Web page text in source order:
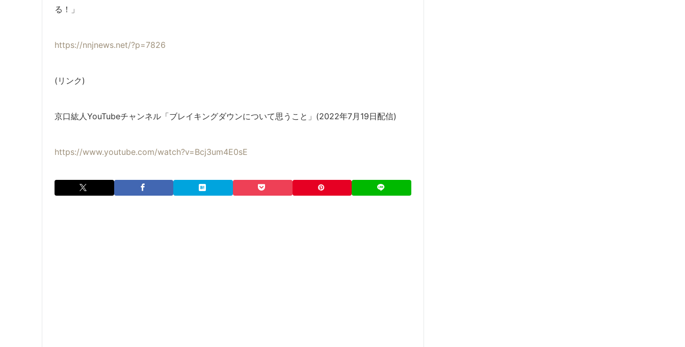
る！」
https://nnjnews.net/?p=7826
(リンク)
京口紘人YouTubeチャンネル「ブレイキングダウンについて思うこと」(2022年7月19日配信)
https://www.youtube.com/watch?v=Bcj3um4E0sE